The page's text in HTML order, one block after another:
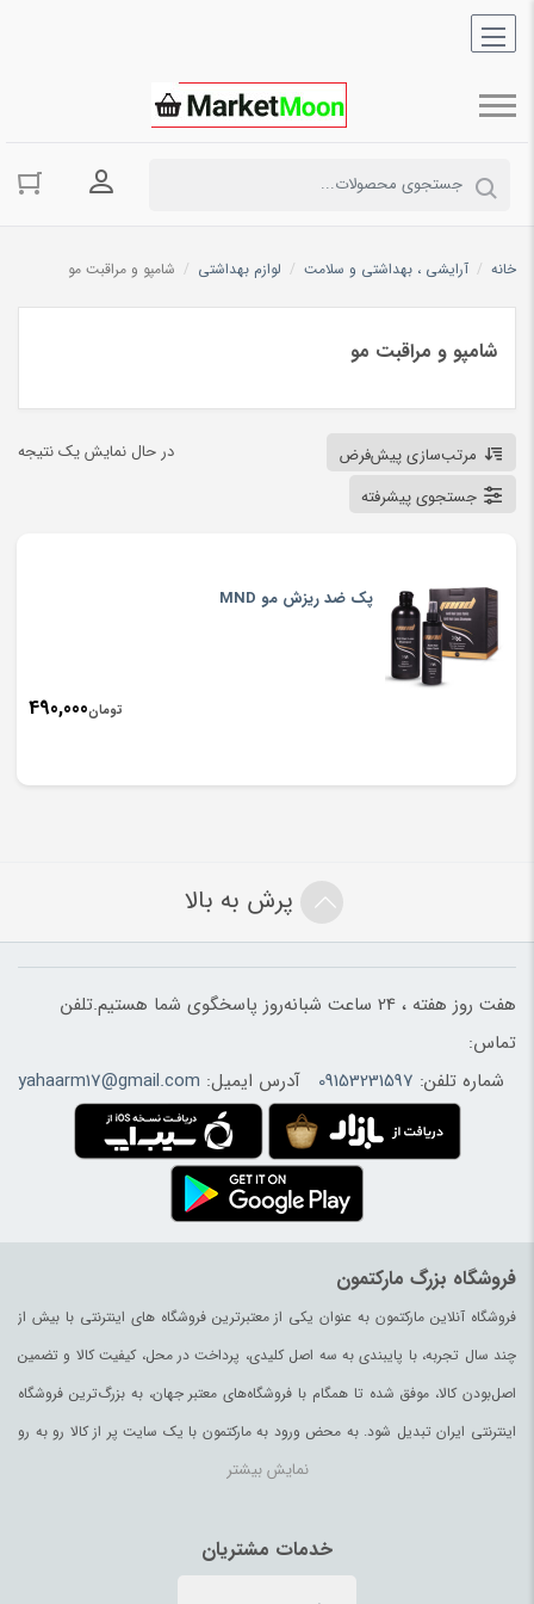
ورود به
خانه / آرایشی ، بهداشتی و سلامت / لوازم بهداشتی / شامپو و مراقبت مو
شامپو و مراقبت مو
در حال نمایش یک نتیجه
مرتب‌سازی پیش‌فرض
جستجوی پیشرفته
پک ضد ریزش مو MND
تومان490,000
پرش به بالا
هفت روز هفته ، 24 ساعت شبانه‌روز پاسخگوی شما هستیم.تلفن
تماس:
شماره تلفن: 09153231597 آدرس ایمیل: yahaarm17@gmail.com
فروشگاه بزرگ مارکتمون
فروشگاه آنلاین مارکتمون به عنوان یکی از معتبرترین فروشگاه های اینترنتی با بیش از
چند سال تجربه، با پایبندی به سه اصل کلیدی، پرداخت در محل، کیفیت کالا و تضمین
اصل‌بودن کالا، موفق شده تا همگام با فروشگاه‌های معتبر جهان، به بزرگ‌ترین فروشگاه
اینترنتی ایران تبدیل شود. به محض ورود به مارکتمون با یک سایت پر از کالا رو به رو
می‌شوید. هر آنچه که نیاز دارید و به ذهن شما خطور می‌کند در اینجا پیدا خواهید کرد.
نمایش بیشتر
خدمات مشتریان